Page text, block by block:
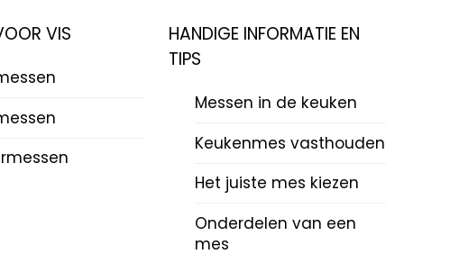
VIS
HANDIGE INFORMATIE EN
TIPS
Messen in de keuken
Keukenmes vasthouden
Het juiste mes kiezen
Onderdelen van een
mes